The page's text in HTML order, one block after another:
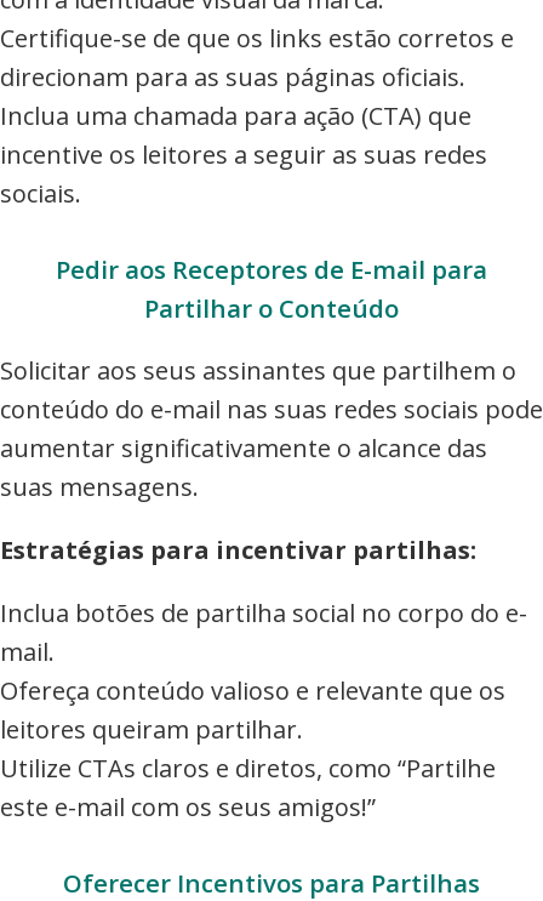
Certifique-se de que os links estão corretos e
direcionam para as suas páginas oficiais.
Inclua uma chamada para ação (CTA) que
incentive os leitores a seguir as suas redes
sociais.
Pedir aos Receptores de E-mail para
Partilhar o Conteúdo
Solicitar aos seus assinantes que partilhem o
conteúdo do e-mail nas suas redes sociais pode
aumentar significativamente o alcance das
suas mensagens.
Estratégias para incentivar partilhas:
Inclua botões de partilha social no corpo do e-
mail.
Ofereça conteúdo valioso e relevante que os
leitores queiram partilhar.
Utilize CTAs claros e diretos, como “Partilhe
este e-mail com os seus amigos!”
Oferecer Incentivos para Partilhas